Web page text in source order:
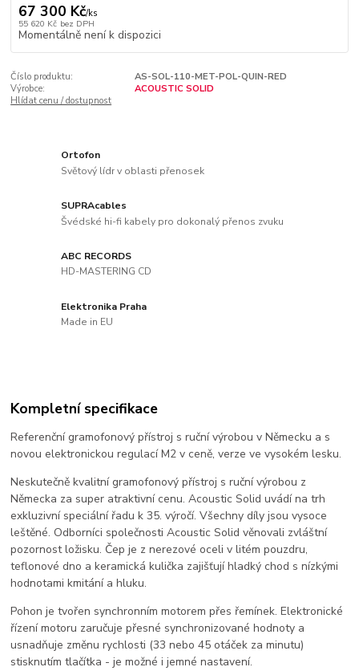
67 300 Kč/ks
55 620 Kč bez DPH
Momentálně není k dispozici
Číslo produktu:
AS-SOL-110-MET-POL-QUIN-RED
Výrobce:
ACOUSTIC SOLID
Hlídat cenu / dostupnost
Ortofon
Světový lídr v oblasti přenosek
SUPRAcables
Švédské hi-fi kabely pro dokonalý přenos zvuku
ABC RECORDS
HD-MASTERING CD
Elektronika Praha
Made in EU
Kompletní specifikace
Referenční gramofonový přístroj s ruční výrobou v Německu a s
novou elektronickou regulací M2 v ceně, verze ve vysokém lesku.
Neskutečně kvalitní gramofonový přístroj s ruční výrobou z
Německa za super atraktivní cenu. Acoustic Solid uvádí na trh
exkluzivní speciální řadu k 35. výročí. Všechny díly jsou vysoce
leštěné. Odborníci společnosti Acoustic Solid věnovali zvláštní
pozornost ložisku. Čep je z nerezové oceli v litém pouzdru,
teflonové dno a keramická kulička zajišťují hladký chod s nízkými
hodnotami kmitání a hluku.
Pohon je tvořen synchronním motorem přes řemínek. Elektronické
řízení motoru zaručuje přesné synchronizované hodnoty a
usnadňuje změnu rychlosti (33 nebo 45 otáček za minutu)
stisknutím tlačítka - je možné i jemné nastavení.